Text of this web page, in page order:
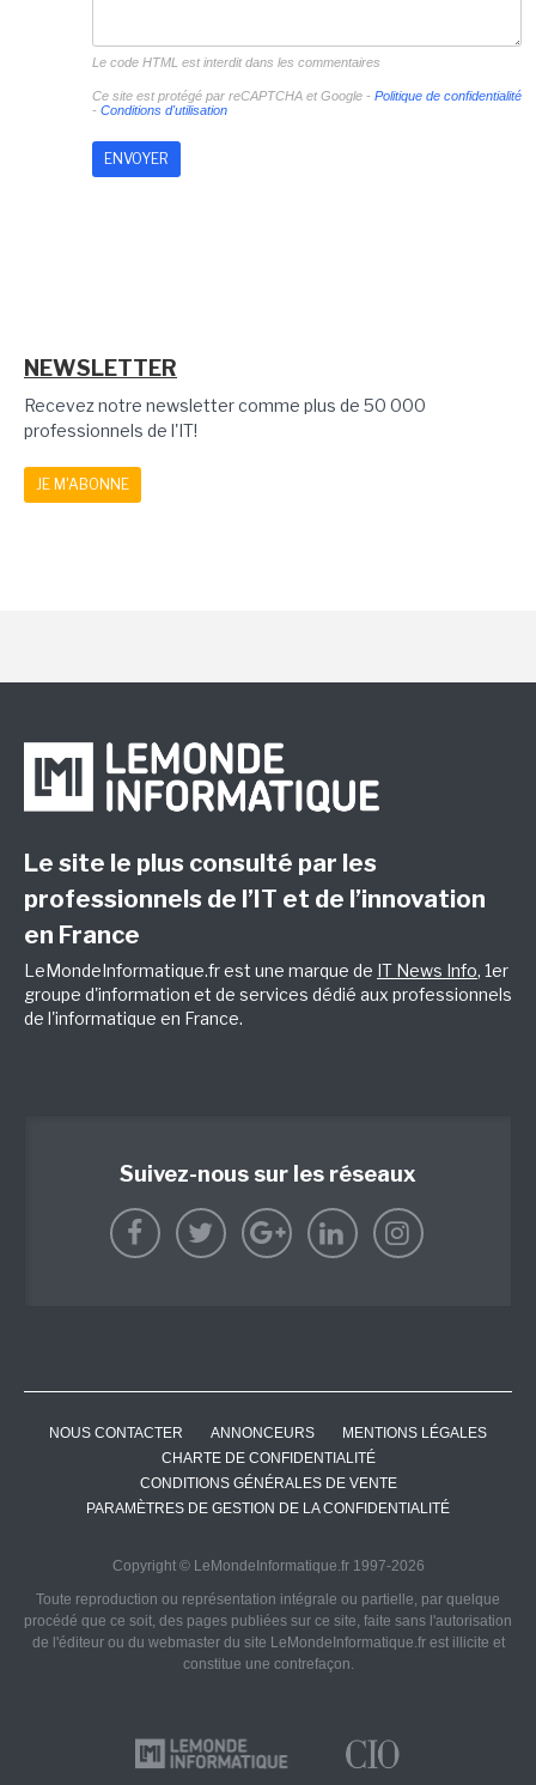
Le code HTML est interdit dans les commentaires
Ce site est protégé par reCAPTCHA et Google - Politique de confidentialité
- Conditions d'utilisation
NEWSLETTER
Recevez notre newsletter comme plus de 50 000
professionnels de l'IT!
JE M'ABONNE
Le site le plus consulté par les
professionnels de l’IT et de l’innovation
en France
LeMondeInformatique.fr est une marque de IT News Info, 1er
groupe d'information et de services dédié aux professionnels
de l'informatique en France.
Suivez-nous sur les réseaux
NOUS CONTACTER ANNONCEURS
MENTIONS LÉGALES
CHARTE DE CONFIDENTIALITÉ
CONDITIONS GÉNÉRALES DE VENTE
PARAMÈTRES DE GESTION DE LA CONFIDENTIALITÉ
Copyright © LeMondeInformatique.fr 1997-2026
Toute reproduction ou représentation intégrale ou partielle, par quelque
procédé que ce soit, des pages publiées sur ce site, faite sans l'autorisation
de l'éditeur ou du webmaster du site LeMondeInformatique.fr est illicite et
constitue une contrefaçon.